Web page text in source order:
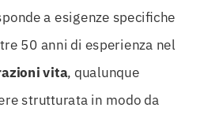
a esigenze specifiche
50 anni di esperienza nel
vita, qualunque
strutturata in modo da